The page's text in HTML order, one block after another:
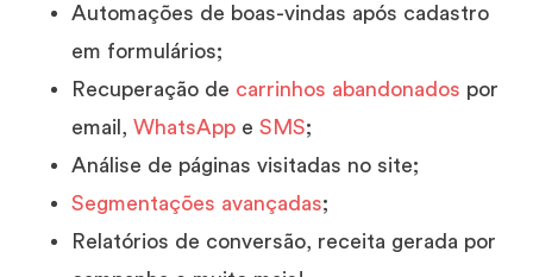
Automações de boas-vindas após cadastro
em formulários;
Recuperação de carrinhos abandonados por
email, WhatsApp e SMS;
Análise de páginas visitadas no site;
Segmentações avançadas;
Relatórios de conversão, receita gerada por